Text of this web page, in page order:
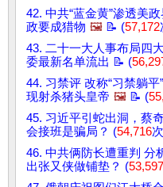
42. 中共“蓝金黄”渗透美
政要成猎物 🖼️ 📝 (57,172
43. 二十一大人事布局四
委最新名单流出 📝 (
44. 习禁评 改称“习禁躺平
现射杀猪头皇帝 🖼️ 📝 (
45. 习近平引蛇出洞，蔡
会接班是骗局？ (54,716
46. 中共俩防长遭重判 分
出张又侠做铺垫？ (53,597